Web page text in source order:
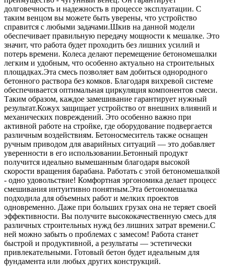
долговечность и надежность в процессе эксплуатации. С
таким венцом вы можете быть уверены, что устройство
справится с любыми задачами.Шкив на данной модели
обеспечивает правильную передачу мощности к мешалке. Это
значит, что работа будет проходить без лишних усилий и
потерь времени. Колеса делают перемещение бетономешалки
легким и удобным, что особенно актуально на строительных
площадках.Эта смесь позволяет вам добиться однородного
бетонного раствора без комков. Благодаря вихревой системе
обеспечивается оптимальная циркуляция компонентов смеси.
Таким образом, каждое замешивание гарантирует нужный
результат.Кожух защищает устройство от внешних влияний и
механических повреждений. Это особенно важно при
активной работе на стройке, где оборудование подвергается
различным воздействиям. Бетоносмеситель также оснащен
ручным приводом для аварийных ситуаций — это добавляет
уверенности в его использовании.Бетонный продукт
получится идеально вымешанным благодаря высокой
скорости вращения барабана. Работать с этой бетономешалкой
- одно удовольствие! Комфортная эргономика делает процесс
смешивания интуитивно понятным.Эта бетономешалка
подходила для объемных работ и мелких проектов
одновременно. Даже при больших грузах она не теряет своей
эффективности. Вы получите высококачественную смесь для
различных строительных нужд без лишних затрат времени.С
ней можно забыть о проблемах с замесом! Работа станет
быстрой и продуктивной, а результаты — эстетически
привлекательными. Готовый бетон будет идеальным для
фундамента или любых других конструкций.